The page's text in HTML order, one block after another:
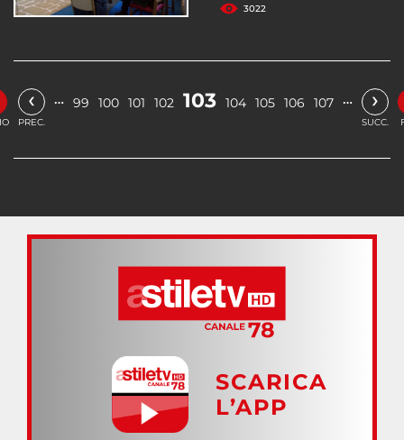
3022
‹
PREC.
… 99 100 101 102 103 104 105 106 107 … ›
SUCC.
SCARICA
L’APP